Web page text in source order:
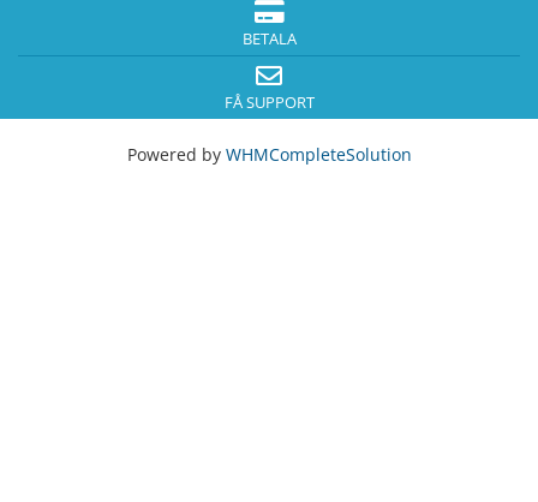
BETALA
FÅ SUPPORT
Powered by WHMCompleteSolution